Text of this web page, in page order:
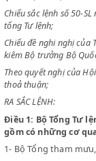
Chiểu sắc lệnh số
12 tháng 3 năm
quân Việt Nam;
Chiểu sắc lệnh số
tổng Tư lệnh;
Chiểu đề nghi nghị
kiêm Bộ trưởng Bộ
Theo quyết nghị của
thoả thuận;
RA SẮC LỆNH: